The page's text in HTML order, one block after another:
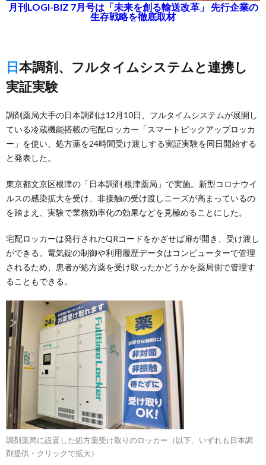
月刊LOGI-BIZ 7月号は「未来を創る輸送改革」 先行企業の
生存戦略を徹底取材
日本調剤、フルタイムシステムと連携し
実証実験
調剤薬局大手の日本調剤は12月10日、フルタイムシステムが展開し
ている冷蔵機能搭載の宅配ロッカー「スマートピックアップロッカ
ー」を使い、処方薬を24時間受け渡しする実証実験を同日開始する
と発表した。
東京都文京区根津の「日本調剤 根津薬局」で実施。新型コロナウイ
ルスの感染拡大を受け、非接触の受け渡しニーズが高まっているの
を踏まえ、実験で業務効率化の効果などを見極めることにした。
宅配ロッカーは発行されたQRコードをかざせば扉が開き、受け渡し
ができる。電気錠の制御や利用履歴データはコンピューターで管理
されるため、患者が処方薬を受け取ったかどうかを薬局側で管理す
ることもできる。
調剤薬局に設置した処方薬受け取りのロッカー（以下、いずれも日本調
剤提供・クリックで拡大）